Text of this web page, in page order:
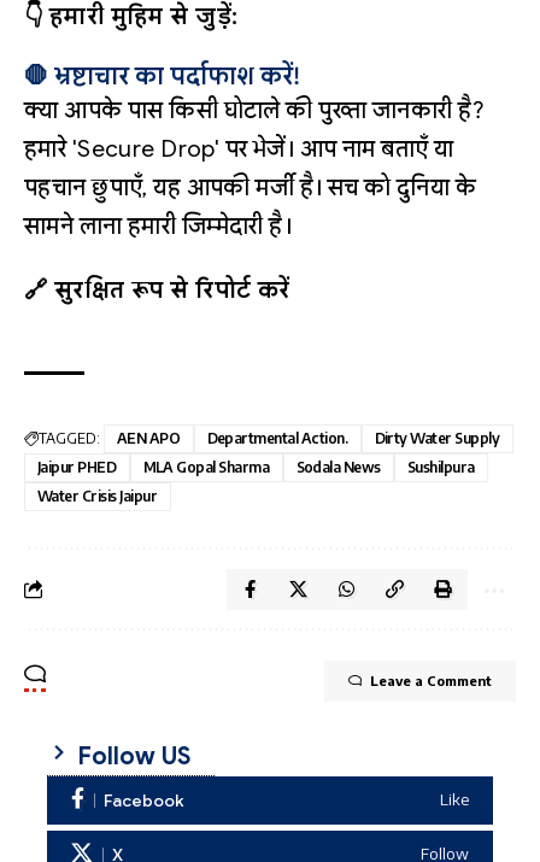
👇 हमारी मुहिम से जुड़ें:
🛑 भ्रष्टाचार का पर्दाफाश करें!
क्या आपके पास किसी घोटाले की पुख्ता जानकारी है?
हमारे 'Secure Drop' पर भेजें। आप नाम बताएँ या
पहचान छुपाएँ, यह आपकी मर्जी है। सच को दुनिया के
सामने लाना हमारी जिम्मेदारी है।
🔗 सुरक्षित रूप से रिपोर्ट करें
TAGGED: AEN APO Departmental Action.
Dirty Water Supply
Jaipur PHED
MLA Gopal Sharma Sodala News
Sushilpura
Water Crisis Jaipur
Leave a Comment
Follow US
Facebook Like
X Follow